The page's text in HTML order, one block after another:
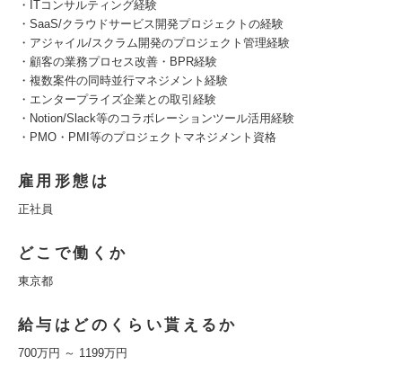
・ITコンサルティング経験
・SaaS/クラウドサービス開発プロジェクトの経験
・アジャイル/スクラム開発のプロジェクト管理経験
・顧客の業務プロセス改善・BPR経験
・複数案件の同時並行マネジメント経験
・エンタープライズ企業との取引経験
・Notion/Slack等のコラボレーションツール活用経験
・PMO・PMI等のプロジェクトマネジメント資格
雇用形態は
正社員
どこで働くか
東京都
給与はどのくらい貰えるか
700万円 ～ 1199万円